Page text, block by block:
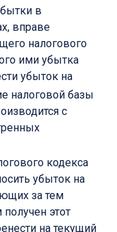
в
вправе
налогового
ими убытка
убыток на
налоговой базы
с
кодекса
убыток на
за тем
этот
на текущий